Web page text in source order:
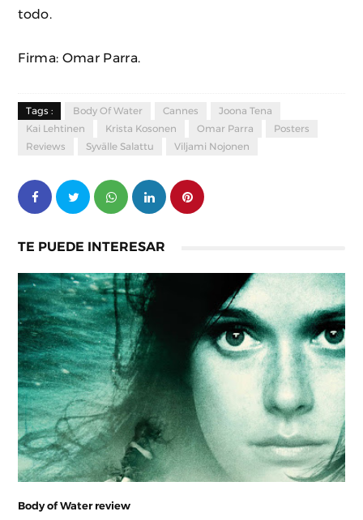
todo.
Firma: Omar Parra.
Tags : Body Of Water Cannes
Joona Tena
Kai Lehtinen
Krista Kosonen Omar Parra
Posters
Reviews
Syvälle Salattu Viljami Nojonen
TE PUEDE INTERESAR
Body of Water review